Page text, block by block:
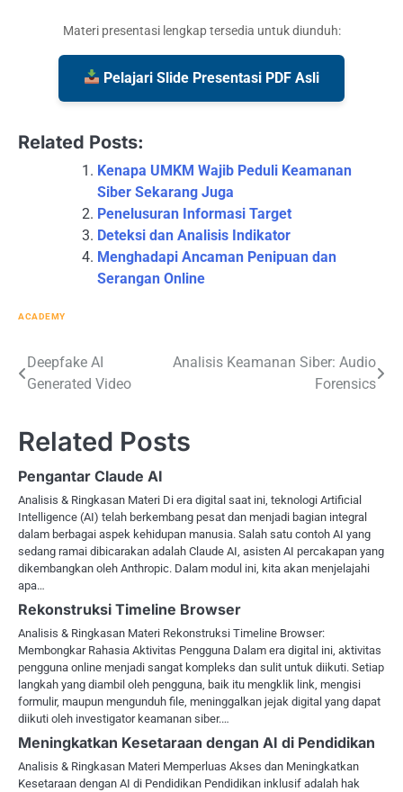
Materi presentasi lengkap tersedia untuk diunduh:
Pelajari Slide Presentasi PDF Asli
Related Posts:
Kenapa UMKM Wajib Peduli Keamanan
Siber Sekarang Juga
Penelusuran Informasi Target
Deteksi dan Analisis Indikator
Menghadapi Ancaman Penipuan dan
Serangan Online
ACADEMY
Post
Deepfake AI
Generated Video
Analisis Keamanan Siber: Audio
Forensics
Related Posts
Pengantar Claude AI
Analisis & Ringkasan Materi Di era digital saat ini, teknologi Artificial
Intelligence (AI) telah berkembang pesat dan menjadi bagian integral
dalam berbagai aspek kehidupan manusia. Salah satu contoh AI yang
sedang ramai dibicarakan adalah Claude AI, asisten AI percakapan yang
dikembangkan oleh Anthropic. Dalam modul ini, kita akan menjelajahi
apa…
Rekonstruksi Timeline Browser
Analisis & Ringkasan Materi Rekonstruksi Timeline Browser:
Membongkar Rahasia Aktivitas Pengguna Dalam era digital ini, aktivitas
pengguna online menjadi sangat kompleks dan sulit untuk diikuti. Setiap
langkah yang diambil oleh pengguna, baik itu mengklik link, mengisi
formulir, maupun mengunduh file, meninggalkan jejak digital yang dapat
diikuti oleh investigator keamanan siber.…
Meningkatkan Kesetaraan dengan AI di Pendidikan
Analisis & Ringkasan Materi Memperluas Akses dan Meningkatkan
Kesetaraan dengan AI di Pendidikan Pendidikan inklusif adalah hak